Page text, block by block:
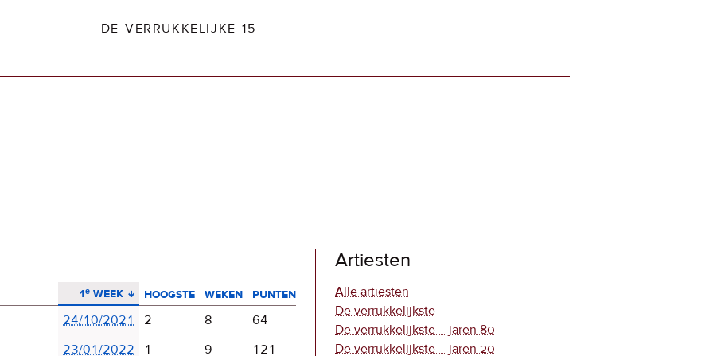
DE VERRUKKELIJKE 15
1ᵉ week
aflopend sorteren hoogste weken
punten
24/10/2021 2 8
64
23/01/2022 1 9
121
Artiesten
Alle artiesten
De verrukkelijkste
De verrukkelijkste – jaren 80
De verrukkelijkste – jaren 20